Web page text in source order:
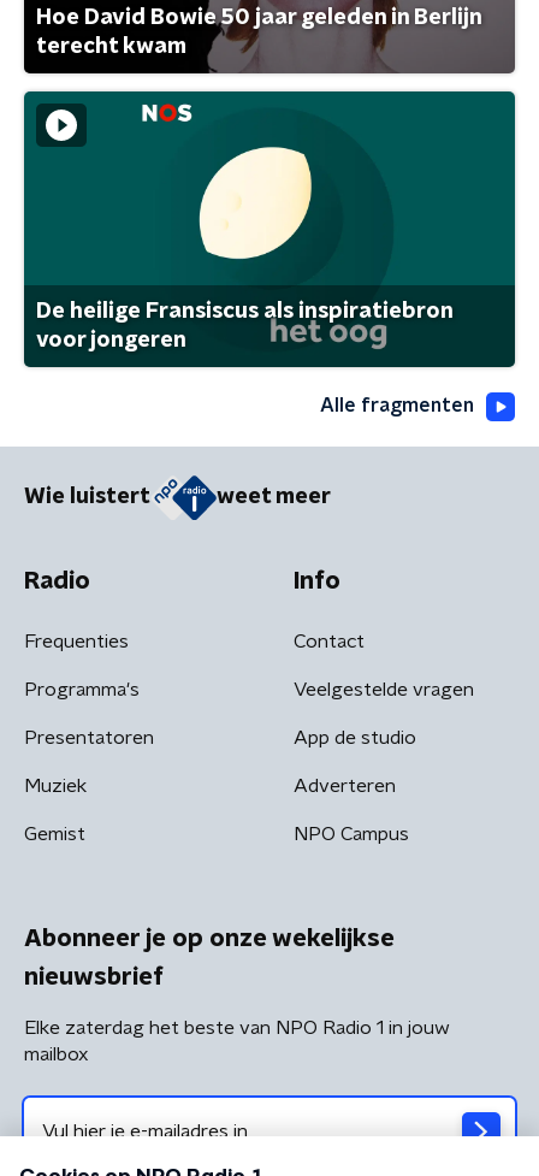
Hoe David Bowie 50 jaar geleden in Berlijn
terecht kwam
De heilige Fransiscus als inspiratiebron
voor jongeren
Alle fragmenten
Wie luistert weet meer
Radio
Frequenties
Programma's
Presentatoren
Muziek
Gemist
Info
Contact
Veelgestelde vragen
App de studio
Adverteren
NPO Campus
Abonneer je op onze wekelijkse
nieuwsbrief
Elke zaterdag het beste van NPO Radio 1 in jouw
mailbox